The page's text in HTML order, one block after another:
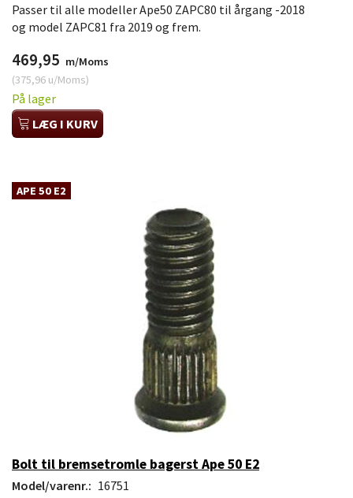
Passer til alle modeller Ape50 ZAPC80 til årgang -2018
og model ZAPC81 fra 2019 og frem.
469,95 m/Moms
(375,96 u/Moms)
På lager
LÆG I KURV
APE 50 E2
Bolt til bremsetromle bagerst Ape 50 E2
Model/varenr.: 16751